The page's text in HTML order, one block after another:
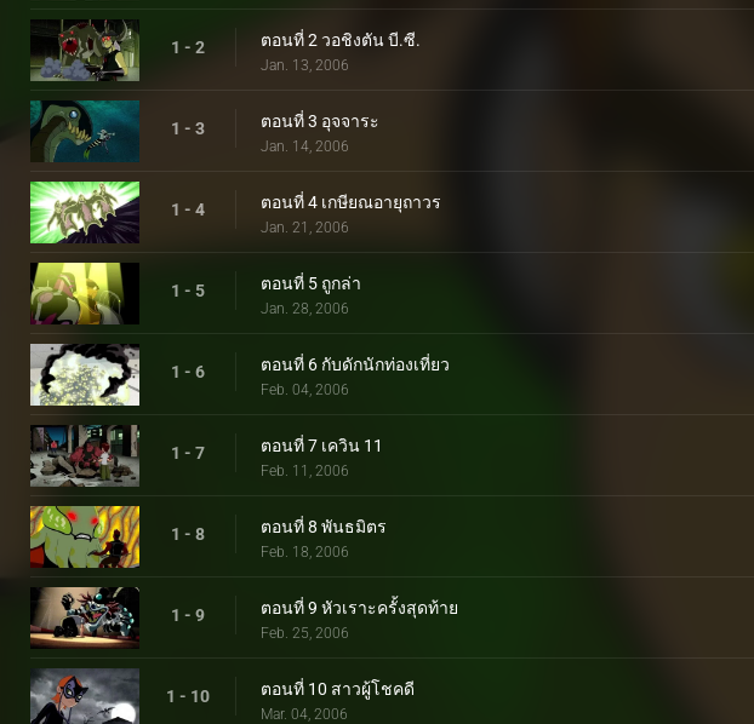
1 - 2 ตอนที่ 2 วอชิงตัน บี.ซี.
Jan. 13, 2006
1 - 3 ตอนที่ 3 อุจจาระ
Jan. 14, 2006
1 - 4 ตอนที่ 4 เกษียณอายุถาวร
Jan. 21, 2006
1 - 5 ตอนที่ 5 ถูกล่า
Jan. 28, 2006
1 - 6 ตอนที่ 6 กับดักนักท่องเที่ยว
Feb. 04, 2006
1 - 7 ตอนที่ 7 เควิน 11
Feb. 11, 2006
1 - 8 ตอนที่ 8 พันธมิตร
Feb. 18, 2006
1 - 9 ตอนที่ 9 หัวเราะครั้งสุดท้าย
Feb. 25, 2006
1 - 10 ตอนที่ 10 สาวผู้โชคดี
Mar. 04, 2006